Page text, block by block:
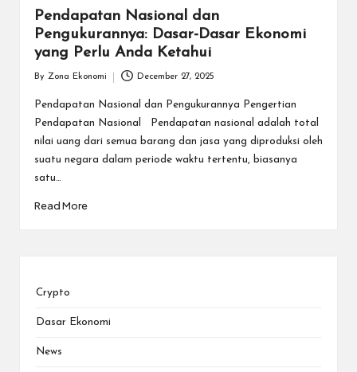
Pendapatan Nasional dan
Pengukurannya: Dasar-Dasar Ekonomi
yang Perlu Anda Ketahui
by
By Zona Ekonomi December 27, 2025
Pendapatan Nasional dan Pengukurannya Pengertian
Pendapatan Nasional Pendapatan nasional adalah total
nilai uang dari semua barang dan jasa yang diproduksi oleh
suatu negara dalam periode waktu tertentu, biasanya
satu…
Read More
Crypto
Dasar Ekonomi
News